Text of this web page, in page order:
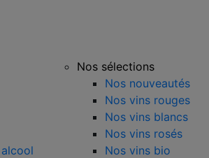
Nos sélections
Nos nouveautés
Nos vins rouges
Nos vins blancs
Nos vins rosés
Nos vins bio